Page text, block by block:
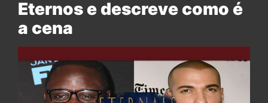
Eternos e descreve como é
a cena